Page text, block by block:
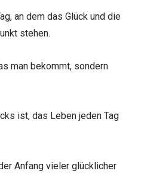
an dem das Glück und die
stehen.
man bekommt, sondern
ist, das Leben jeden Tag
Anfang vieler glücklicher